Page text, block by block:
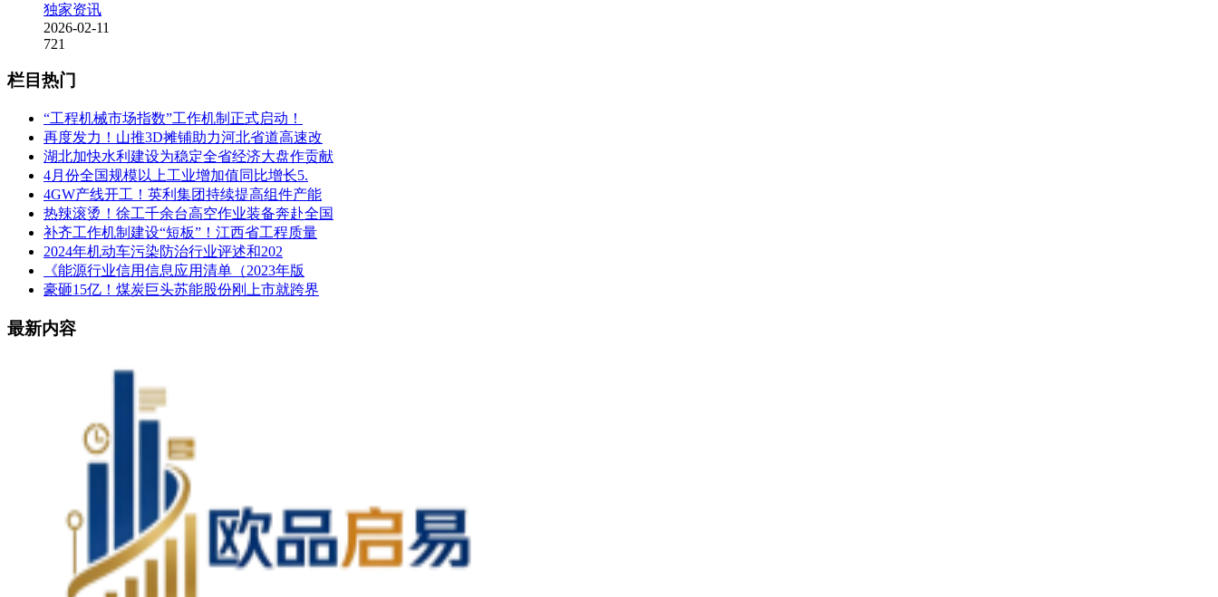
独家资讯
2026-02-11
721
栏目热门
“工程机械市场指数”工作机制正式启动！
再度发力！山推3D摊铺助力河北省道高速改
湖北加快水利建设为稳定全省经济大盘作贡献
4月份全国规模以上工业增加值同比增长5.
4GW产线开工！英利集团持续提高组件产能
热辣滚烫！徐工千余台高空作业装备奔赴全国
补齐工作机制建设“短板”！江西省工程质量
2024年机动车污染防治行业评述和202
《能源行业信用信息应用清单（2023年版
豪砸15亿！煤炭巨头苏能股份刚上市就跨界
最新内容